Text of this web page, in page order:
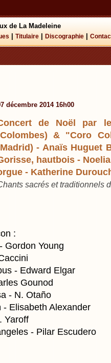
de La Madeleine
Titulaire Discographie
décembre 2014 16h00
de Noël par
& "Coro
- Anaïs Huguet
hautbois -
- Katherine
sacrés et traditionnels
:
Gordon Young
- Edward Elgar
Gounod
- N. Otaño
- Elisabeth Alexander
Yaroff
- Pilar Escudero